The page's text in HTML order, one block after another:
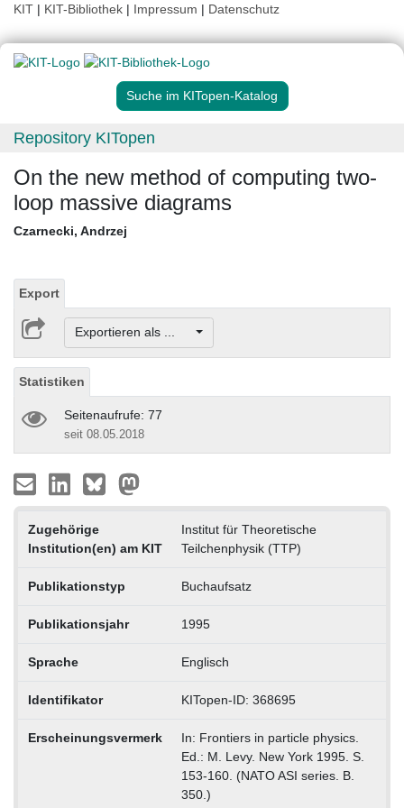
KIT | KIT-Bibliothek | Impressum | Datenschutz
Suche im KITopen-Katalog
Repository KITopen
On the new method of computing two-
loop massive diagrams
Czarnecki, Andrzej
Export
Exportieren als ...
Statistiken
Seitenaufrufe: 77
seit 08.05.2018
Zugehörige
Institution(en) am KIT
Institut für Theoretische
Teilchenphysik (TTP)
Publikationstyp Buchaufsatz
Publikationsjahr 1995
Sprache Englisch
Identifikator KITopen-ID: 368695
Erscheinungsvermerk
In: Frontiers in particle physics.
Ed.: M. Levy. New York 1995. S.
153-160. (NATO ASI series. B.
350.)